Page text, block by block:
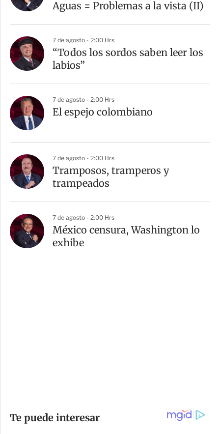
Aguas = Problemas a la vista (II)
7 de agosto - 2:00 Hrs
“Todos los sordos saben leer los
labios”
7 de agosto - 2:00 Hrs
El espejo colombiano
7 de agosto - 2:00 Hrs
Tramposos, tramperos y
trampeados
7 de agosto - 2:00 Hrs
México censura, Washington lo
exhibe